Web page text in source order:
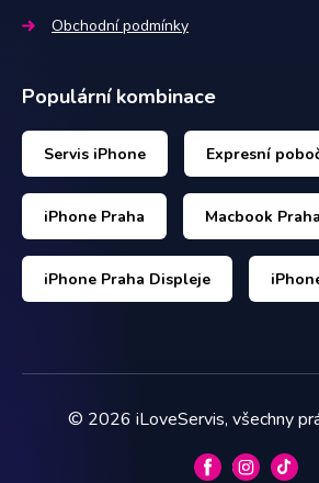
Obchodní podmínky
Populární kombinace
Servis iPhone Expresní
iPhone Praha Macbook Praha
iPhone Praha Displeje
© 2026 iLoveServis, všechny